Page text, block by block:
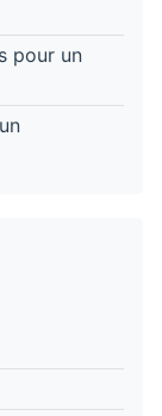
pour un